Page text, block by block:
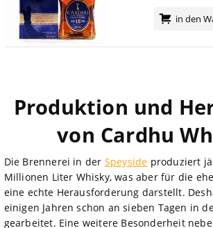
in den
Produktion und
von Cardhu
Die Brennerei in der Speyside produziert
Millionen Liter Whisky, was aber für die
eine echte Herausforderung darstellt.
einigen Jahren schon an sieben Tagen in
gearbeitet. Eine weitere Besonderheit